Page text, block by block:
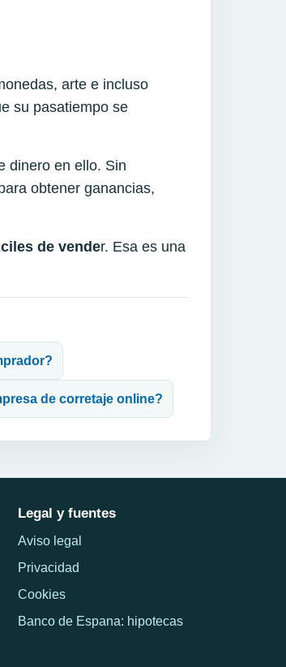
arte e incluso
su pasatiempo se
dinero en ello. Sin
obtener ganancias,
de vender. Esa es una
de corretaje online?
Legal y fuentes
Aviso legal
Privacidad
Cookies
Banco de Espana: hipotecas